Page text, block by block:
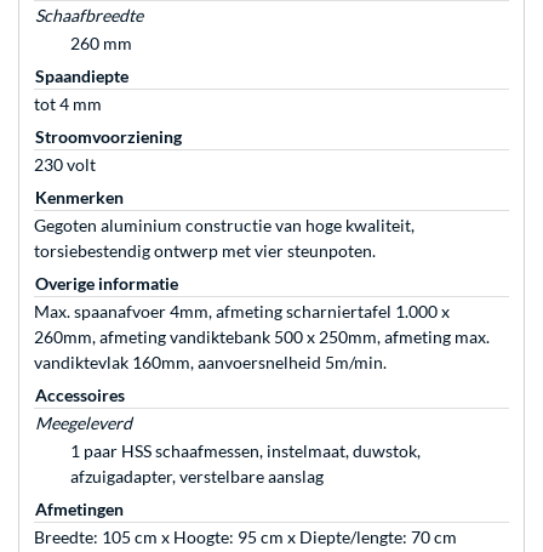
Schaafbreedte
260 mm
Spaandiepte
tot 4 mm
Stroomvoorziening
230 volt
Kenmerken
Gegoten aluminium constructie van hoge kwaliteit,
torsiebestendig ontwerp met vier steunpoten.
Overige informatie
Max. spaanafvoer 4mm, afmeting scharniertafel 1.000 x
260mm, afmeting vandiktebank 500 x 250mm, afmeting max.
vandiktevlak 160mm, aanvoersnelheid 5m/min.
Accessoires
Meegeleverd
1 paar HSS schaafmessen, instelmaat, duwstok,
afzuigadapter, verstelbare aanslag
Afmetingen
Breedte: 105 cm x Hoogte: 95 cm x Diepte/lengte: 70 cm